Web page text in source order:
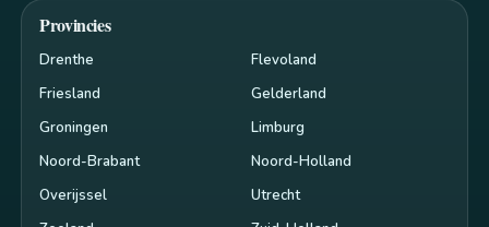
Provincies
Drenthe
Flevoland
Friesland
Gelderland
Groningen
Limburg
Noord-Brabant
Noord-Holland
Overijssel
Utrecht